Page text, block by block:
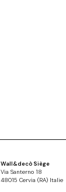
Wall&decò Siège
Via Santerno 18
48015 Cervia (RA) Italie